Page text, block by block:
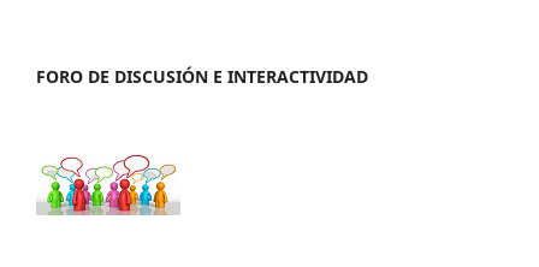
FORO DE DISCUSIÓN E INTERACTIVIDAD